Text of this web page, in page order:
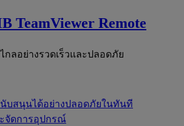
TeamViewer Remote
ลอย่างรวดเร็วและปลอดภัย
บสนุนได้อย่างปลอดภัยในทันที
จัดการอุปกรณ์